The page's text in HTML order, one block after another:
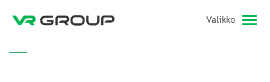
Valikko